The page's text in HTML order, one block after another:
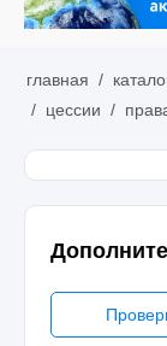
главная /
/ цессии /